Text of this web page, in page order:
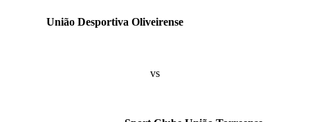
União Desportiva Oliveirense
vs